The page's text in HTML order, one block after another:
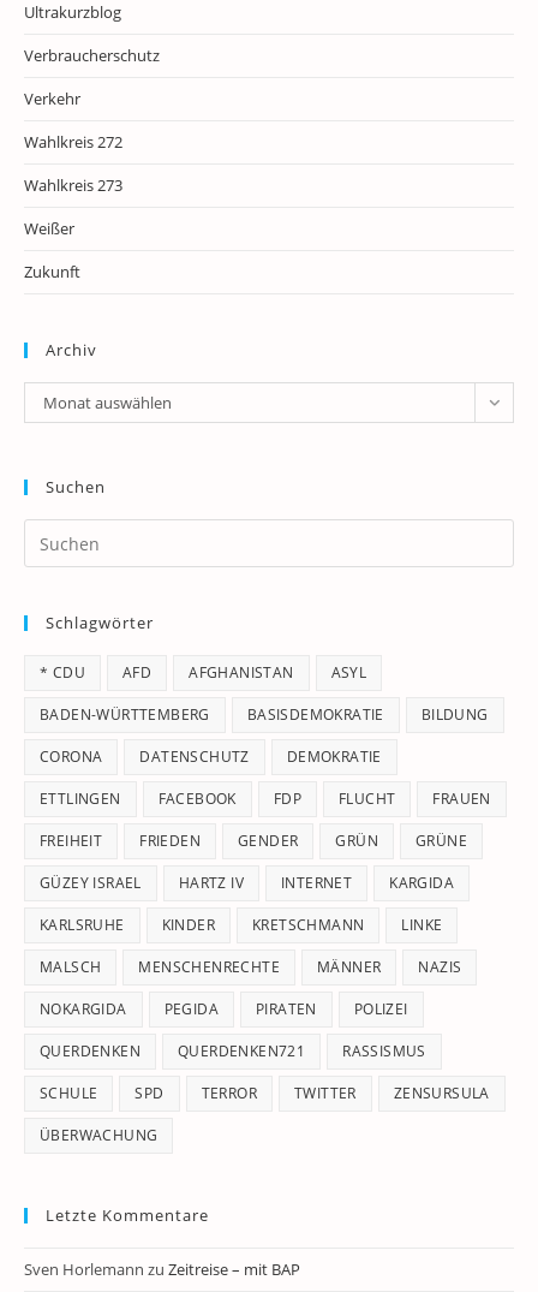
Ultrakurzblog
Verbraucherschutz
Verkehr
Wahlkreis 272
Wahlkreis 273
Weißer
Zukunft
Archiv
Archiv
Monat auswählen
Suchen
Schlagwörter
* CDU AFD AFGHANISTAN ASYL
BADEN-WÜRTTEMBERG BASISDEMOKRATIE BILDUNG
CORONA DATENSCHUTZ DEMOKRATIE
ETTLINGEN FACEBOOK FDP FLUCHT FRAUEN
FREIHEIT FRIEDEN GENDER GRÜN GRÜNE
GÜZEY ISRAEL HARTZ IV INTERNET KARGIDA
KARLSRUHE KINDER KRETSCHMANN LINKE
MALSCH MENSCHENRECHTE MÄNNER NAZIS
NOKARGIDA PEGIDA PIRATEN POLIZEI
QUERDENKEN QUERDENKEN721 RASSISMUS
SCHULE SPD TERROR TWITTER ZENSURSULA
ÜBERWACHUNG
Letzte Kommentare
Sven Horlemann zu Zeitreise – mit BAP